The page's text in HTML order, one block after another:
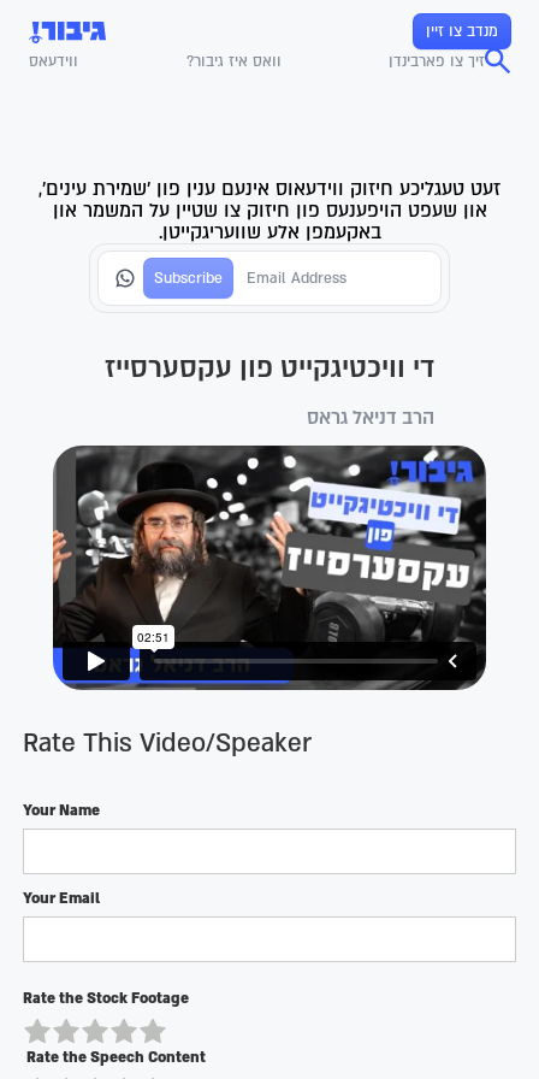
מנדב צו זיין
זיך צו פארבינדן
וואס איז גיבור? ווידעאס
זעט טעגליכע חיזוק ווידעאוס אינעם ענין פון 'שמירת עינים',
און שעפט הויפענעס פון חיזוק צו שטיין על המשמר און
באקעמפן אלע שוועריגקייטן.
די וויכטיגקייט פון עקסערסייז
הרב דניאל גראס
Rate This Video/Speaker
Your Name
Your Email
Rate the Stock Footage
Rate the Speech Content